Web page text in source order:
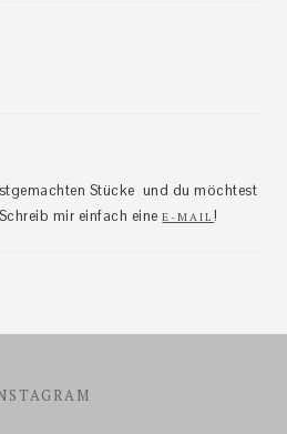
Stücke und du möchtest
mir einfach eineE-MAIL!